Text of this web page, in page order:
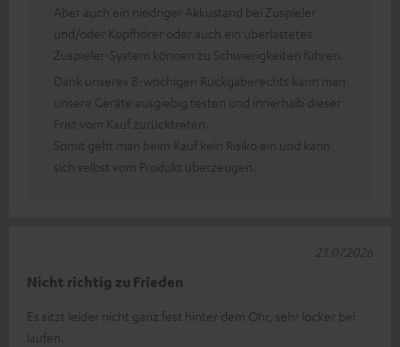
Aber auch ein niedriger Akkustand bei Zuspieler
und/oder Kopfhörer oder auch ein überlastetes
Zuspieler-System können zu Schwierigkeiten führen.
Dank unseres 8-wöchigen Rückgaberechts kann man
unsere Geräte ausgiebig testen und innerhalb dieser
Frist vom Kauf zurücktreten.
Somit geht man beim Kauf kein Risiko ein und kann
sich selbst vom Produkt überzeugen.
Nicht richtig zu Frieden
Es sitzt leider nicht ganz fest hinter dem Ohr, sehr locker bei
laufen.
23.07.2026